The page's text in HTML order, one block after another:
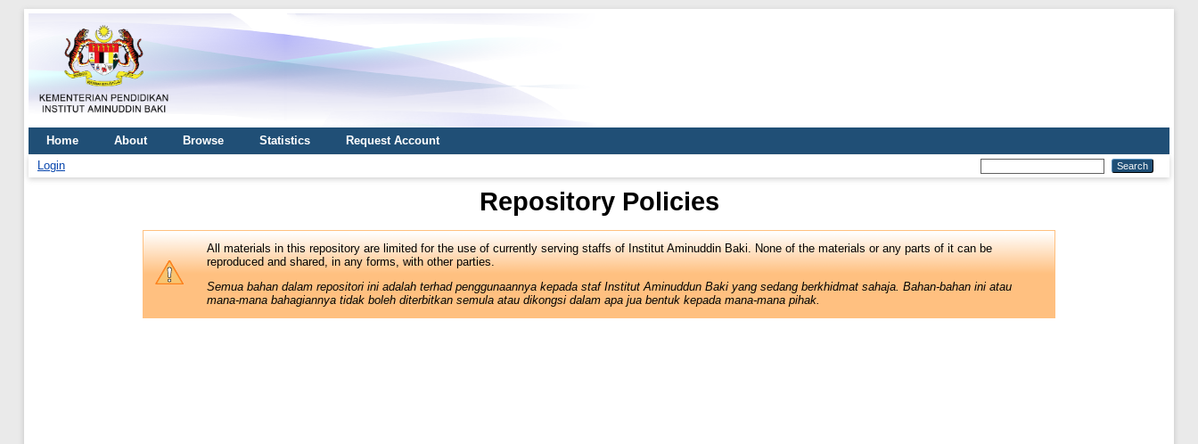
Home About Browse Statistics
Request Account
Login
Repository Policies
All materials in this repository are limited for the use of currently serving staffs of Institut Aminuddin Baki. None of the materials or any parts of it can be
reproduced and shared, in any forms, with other parties.
Semua bahan dalam repositori ini adalah terhad penggunaannya kepada staf Institut Aminuddun Baki yang sedang berkhidmat sahaja. Bahan-bahan ini atau
mana-mana bahagiannya tidak boleh diterbitkan semula atau dikongsi dalam apa jua bentuk kepada mana-mana pihak.